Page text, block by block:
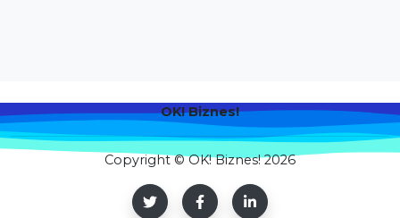
OK! Biznes!
Copyright © OK! Biznes! 2026